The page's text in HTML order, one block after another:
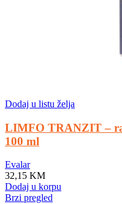
Dodaj u listu želja
LIMFO TRANZIT –
100 ml
Evalar
32,15 KM
Dodaj u korpu
Brzi pregled